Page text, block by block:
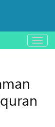
باز
و